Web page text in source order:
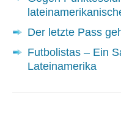
Der letzte Pass
Futbolistas – Ein
Lateinamerika